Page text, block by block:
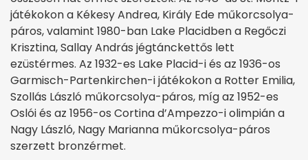
játékokon a Kékesy Andrea, Király Ede műkorcsolya-
páros, valamint 1980-ban Lake Placidben a Regőczi
Krisztina, Sallay András jégtánckettős lett
ezüstérmes. Az 1932-es Lake Placid-i és az 1936-os
Garmisch-Partenkirchen-i játékokon a Rotter Emilia,
Szollás László műkorcsolya-páros, míg az 1952-es
Oslói és az 1956-os Cortina d’Ampezzo-i olimpián a
Nagy László, Nagy Marianna műkorcsolya-páros
szerzett bronzérmet.